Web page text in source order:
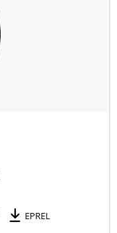
EPREL